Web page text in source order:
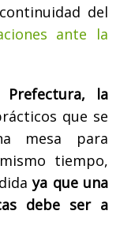
del
ante la
Prefectura, la
que se
mesa para
tiempo,
ya que una
debe ser a